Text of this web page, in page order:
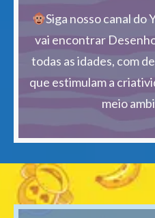
Siga nosso canal do
vai encontrar
todas as idades, com
que estimulam a
meio